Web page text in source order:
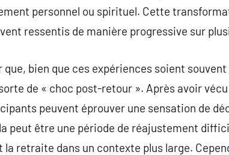
personnel ou spirituel. Cette
ressentis de manière progressive sur
bien que ces expériences soient
de « choc post-retour ». Après avoir
peuvent éprouver une sensation de
peut être une période de réajustement
la retraite dans un contexte plus large.